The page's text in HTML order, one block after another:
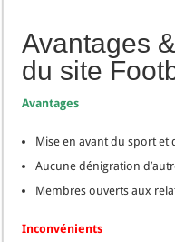
Avantages
du site
Avantages
Mise en avant du sport et
Aucune dénigration
Membres ouverts aux
Inconvénients